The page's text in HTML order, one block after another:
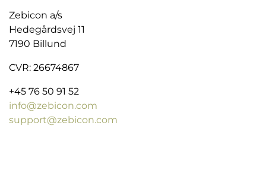
Zebicon a/s
Hedegårdsvej 11
7190 Billund
CVR: 26674867
+45 76 50 91 52
info@zebicon.com
support@zebicon.com